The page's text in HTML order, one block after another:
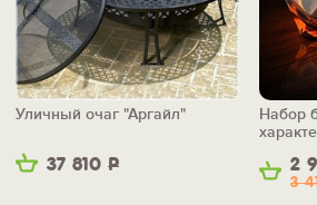
37 810 Р
Уличный очаг "Аргайл"
2
3
Набор